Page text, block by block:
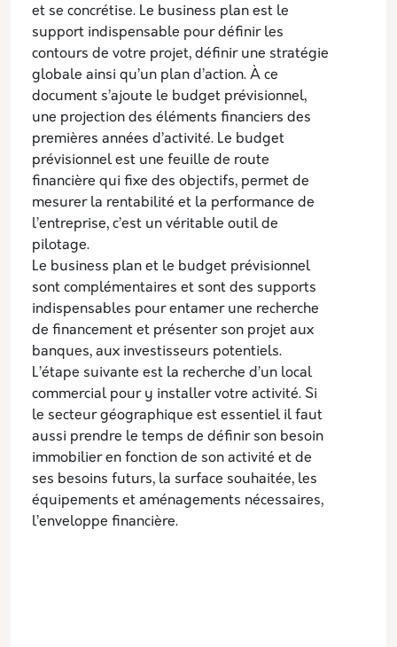
et se concrétise. Le business plan est le
support indispensable pour définir les
contours de votre projet, définir une stratégie
globale ainsi qu’un plan d’action. À ce
document s’ajoute le budget prévisionnel,
une projection des éléments financiers des
premières années d’activité. Le budget
prévisionnel est une feuille de route
financière qui fixe des objectifs, permet de
mesurer la rentabilité et la performance de
l’entreprise, c’est un véritable outil de
pilotage.
Le business plan et le budget prévisionnel
sont complémentaires et sont des supports
indispensables pour entamer une recherche
de financement et présenter son projet aux
banques, aux investisseurs potentiels.
L’étape suivante est la recherche d’un local
commercial pour y installer votre activité. Si
le secteur géographique est essentiel il faut
aussi prendre le temps de définir son besoin
immobilier en fonction de son activité et de
ses besoins futurs, la surface souhaitée, les
équipements et aménagements nécessaires,
l’enveloppe financière.